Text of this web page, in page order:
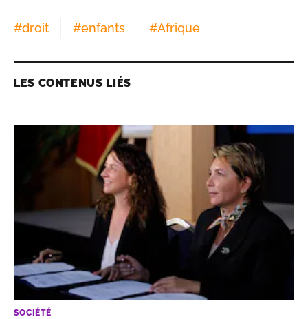
#droit #enfants #Afrique
LES CONTENUS LIÉS
SOCIÉTÉ